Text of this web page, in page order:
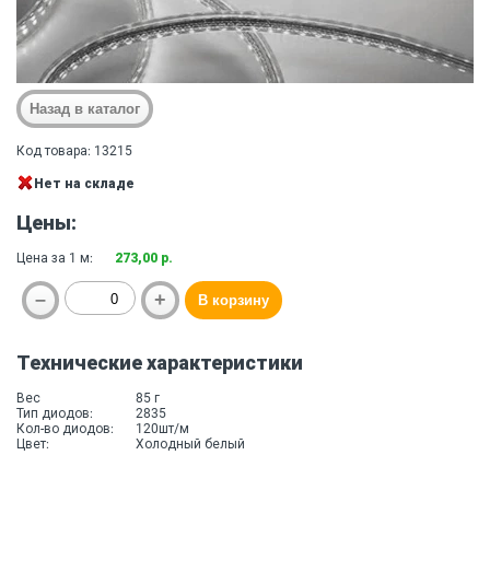
Код товара: 13215
Нет на складе
Цены:
Цена за 1 м: 273,00 р.
Технические характеристики
Вес
85 г
Тип диодов:
2835
Кол-во диодов:
120шт/м
Цвет:
Холодный белый